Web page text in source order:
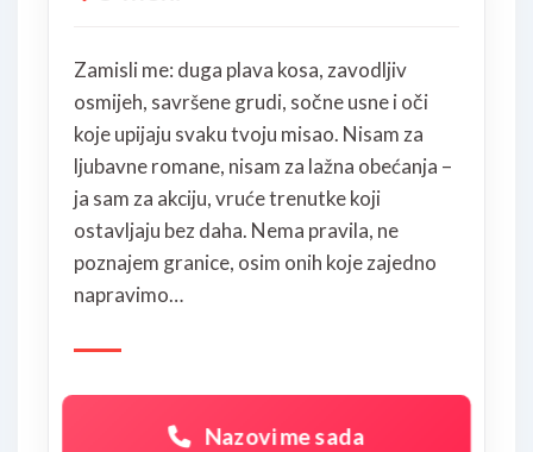
Zamisli me: duga plava kosa, zavodljiv
osmijeh, savršene grudi, sočne usne i oči
koje upijaju svaku tvoju misao. Nisam za
ljubavne romane, nisam za lažna obećanja –
ja sam za akciju, vruće trenutke koji
ostavljaju bez daha. Nema pravila, ne
poznajem granice, osim onih koje zajedno
napravimo…
Nazovi me sada